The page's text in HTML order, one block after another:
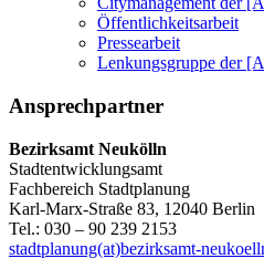
Öffentlichkeitsarbeit
Pressearbeit
Lenkungsgruppe der
Ansprechpartner
Bezirksamt Neukölln
Stadtentwicklungsamt
Fachbereich Stadtplanung
Karl-Marx-Straße 83, 12040 Berlin
Tel.: 030 – 90 239 2153
stadtplanung(at)bezirksamt-